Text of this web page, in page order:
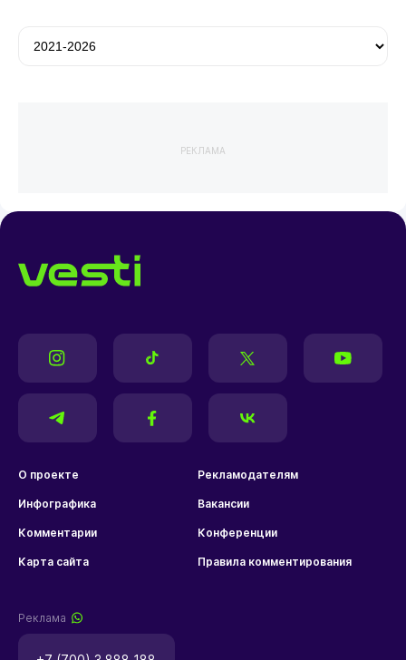
РЕКЛАМА
О проекте Рекламодателям
Инфографика Вакансии
Комментарии Конференции
Карта сайта Правила комментирования
Реклама